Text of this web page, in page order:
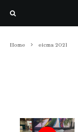
Home eicma 2021